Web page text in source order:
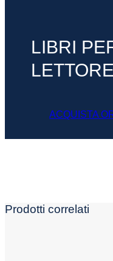
LIBRI
LETTORE
ACQUISTA
Prodotti correlati